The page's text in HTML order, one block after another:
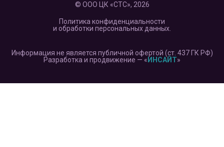
© ООО ЦК «СТС», 2026
Политика конфиденциальности
и обработки персональных данных.
Информация не является публичной офертой (ст. 437 ГК РФ)
Разработка и продвижение — « ИНСАЙТ»